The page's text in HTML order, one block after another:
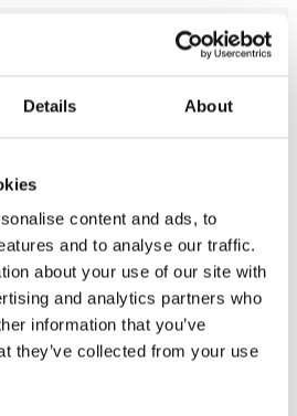
Details About
content and ads, to
and to analyse our traffic.
about your use of our site with
and analytics partners who
information that you’ve
they’ve collected from your use
800 W
368mm
800mm
434mm
434mm